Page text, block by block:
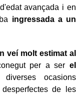
avançada i en
ingressada a un
veí molt estimat al
per a ser el
ocasions
de les